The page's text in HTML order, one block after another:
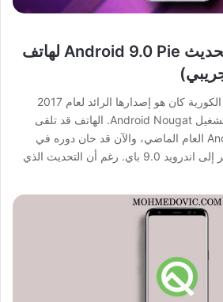
شرح كيفية تثبيت تحديث Android 9.0 Pie لهاتف
هاتف LG G6 من العملاقة الكورية كان هو إصدارها الرائد لعام 2017
والذي تم إطلاقه مع نظام تشغيل Android Nougat. الهاتف قد تلقى
بالفعل تحديث Android Oreo العام الماضي، والآن قد حان دوره في
تلقي تحديثه الرسمي الأخير إلى اندرويد 9.0 باي. رغم أن التحديث الذي